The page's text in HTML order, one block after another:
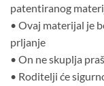
patentiranog
• Ovaj materijal je
prljanje
• On ne skuplja
• Roditelji će